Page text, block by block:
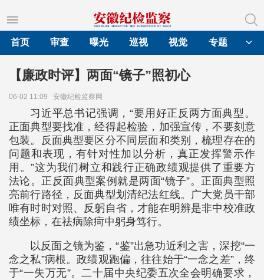
首页
审查 曝光 巡视 视觉 专题
【廉政时评】两面“镜子”照初心
06-02 11:09 安徽纪检监察网
习近平总书记强调，“要用好正反两方面典型。
正面典型要找准，经得起检验，加强宣传，不要刻意
包装。反面典型要区分不同层面和类别，梳理存在的
问题和表现，有针对性加以分析，真正发挥警示作
用。”这为我们树立和践行正确政绩观提供了重要方
法论。正反面典型案例就是两面“镜子”。正面典型照
亮前行路径，反面典型划清纪法红线。广大党员干部
唯有时时对照、反躬自省，才能在明辨是非中校准政
绩坐标，在祛病除疴中躬身笃行。
以反面之镜为鉴，“鉴”出急功近利之害，深挖“一
念之私”病根。政绩观跑偏，往往始于“一念之差”，终
于“一失万无”。二十届中央纪委五次全会明确要求，